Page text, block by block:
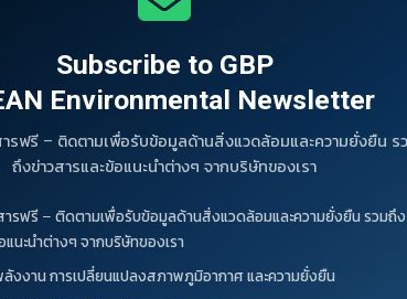
Subscribe to GBP
Environmental Newsletter
รฟรี – ติดตามเพื่อรับข้อมูลด้านสิ่งแวดล้อมและความยั่งยืน ร
ถึงข่าวสารและข้อแนะนำต่างๆ จากบริษัทของเรา
ารฟรี – ติดตามเพื่อรับข้อมูลด้านสิ่งแวดล้อมและความยั่งยืน รวมถึง
แนะนำต่างๆ จากบริษัทของเรา
งงาน การเปลี่ยนแปลงสภาพภูมิอากาศ และความยั่งยืน